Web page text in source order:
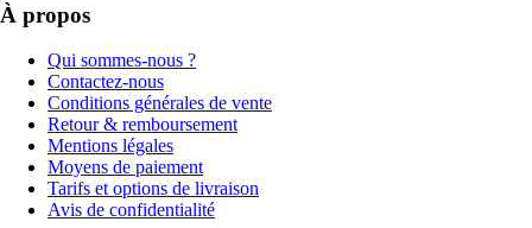
À propos
Qui sommes-nous ?
Contactez-nous
Conditions générales de vente
Retour & remboursement
Mentions légales
Moyens de paiement
Tarifs et options de livraison
Avis de confidentialité